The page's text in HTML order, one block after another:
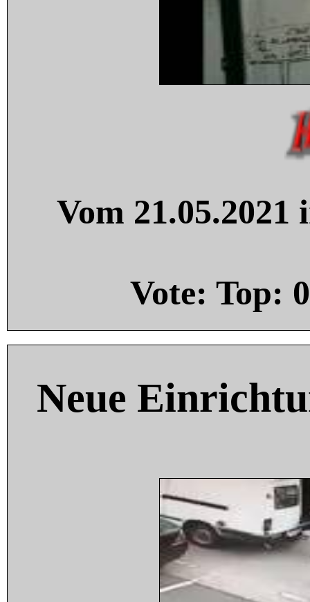
Vom
Vote: Top: 0
Neue